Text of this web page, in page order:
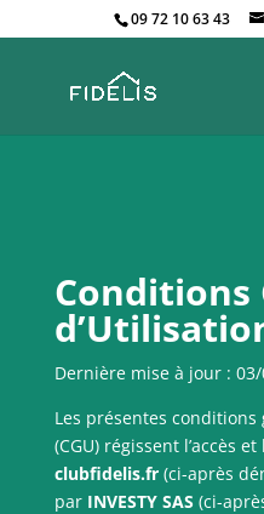
09 72 10 63 43
Conditions
Dernière mise à jour :
Les présentes conditions
(CGU) régissent l’accès
clubfidelis.fr(ci-après
par INVESTY SAS(ci-